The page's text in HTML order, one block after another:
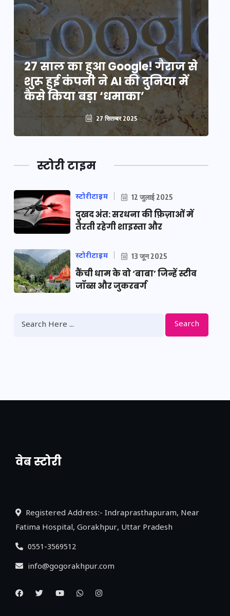
27 साल का हुआ Google! गैराज से
शुरू हुई कंपनी ने AI की दुनिया में
कैसे किया बड़ा ‘धमाका’
27 सितम्बर 2025
स्टोरी टाइम
स्टोरीटाइम 12 जुलाई 2025
दुखद अंत: सरधना की फ़िज़ाओं में
तैरती रहेगी शाइस्ता और
स्टोरीटाइम 13 जून 2025
कैंची धाम के वो ‘बाबा’ जिन्हें स्टीव
जॉब्स और जुकरबर्ग
Search
वेब स्टोरी
नया एक्सप्रेसवे: पूर्वांचल का लक, डेवलपमेंट का
Registered Address:- Indraprasthapuram, Near
Fatima Hospital, Gorakhpur, Uttar Pradesh
0551-3569512
info@gogorakhpur.com